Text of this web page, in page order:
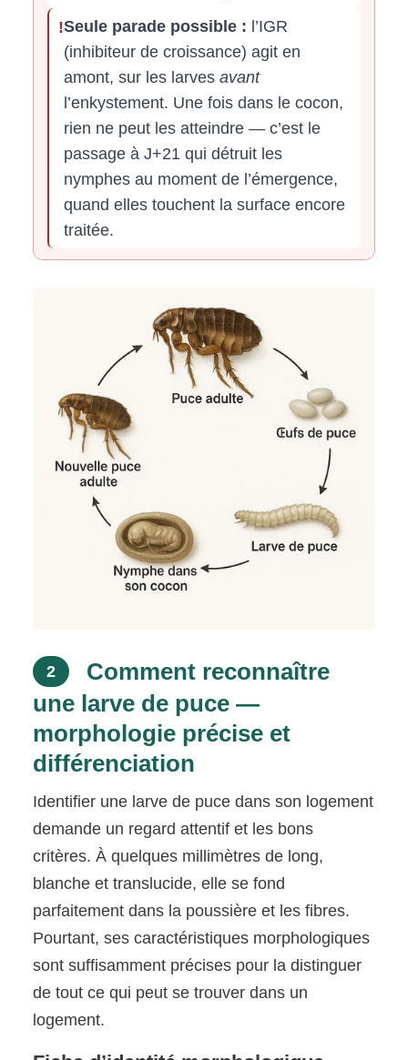
!Seule parade possible : l’IGR
(inhibiteur de croissance) agit en
amont, sur les larves avant
l’enkystement. Une fois dans le cocon,
rien ne peut les atteindre — c’est le
passage à J+21 qui détruit les
nymphes au moment de l’émergence,
quand elles touchent la surface encore
traitée.
2
Comment reconnaître
une larve de puce —
morphologie précise et
différenciation
Identifier une larve de puce dans son logement
demande un regard attentif et les bons
critères. À quelques millimètres de long,
blanche et translucide, elle se fond
parfaitement dans la poussière et les fibres.
Pourtant, ses caractéristiques morphologiques
sont suffisamment précises pour la distinguer
de tout ce qui peut se trouver dans un
logement.